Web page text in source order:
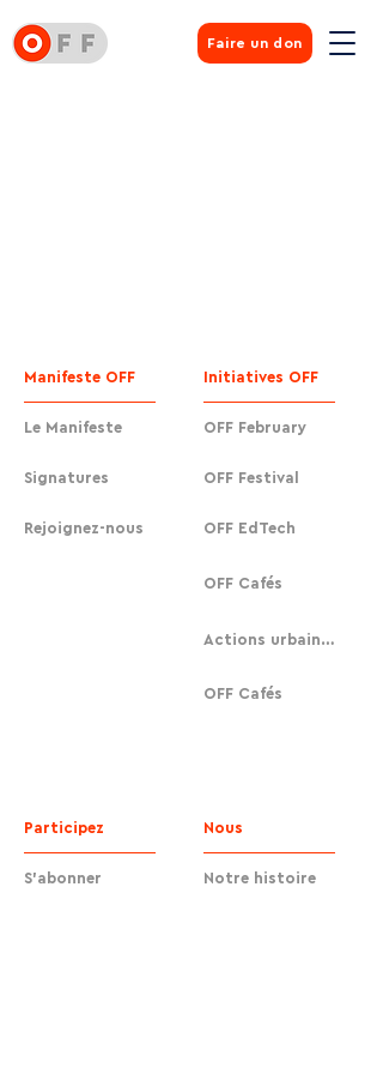
Faire un don
Manifeste OFF
Le Manifeste
Signatures
Rejoignez-nous
Initiatives OFF
OFF February
OFF Festival
OFF EdTech
OFF Cafés
Actions urbaines
OFF Cafés
Participez
S'abonner
Nous
Notre histoire